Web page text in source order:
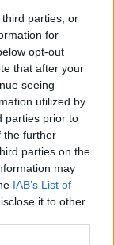
parties, or
for
opt-out
that after your
seeing
utilized by
parties prior to
the further
parties on the
may
IAB’s List of
it to other
visitare la
24 ore.
2018 15:46
su